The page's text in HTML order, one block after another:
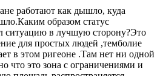
работают как дышло, куда
образом статус
ситуацию в лучшую сторону?Это
для простых людей ,темболие
в этом ригеоне .Там нет ни одной
что это зона с ограничениями и